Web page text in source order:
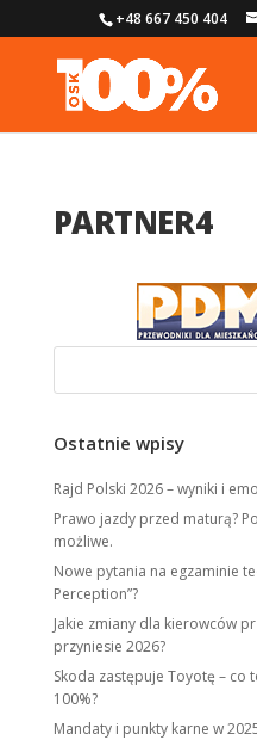
+48 667 450 404
PARTNER4
Ostatnie wpisy
Rajd Polski 2026 – wyniki i
Prawo jazdy przed maturą?
możliwe.
Nowe pytania na egzaminie
Perception”?
Jakie zmiany dla kierowców
przyniesie 2026?
Skoda zastępuje Toyotę – co
100%?
Mandaty i punkty karne w